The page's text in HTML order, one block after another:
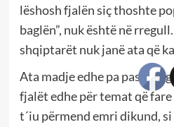
lëshosh fjalën siç thoshte
baglën”, nuk është në
shqiptarët nuk janë ata që
Ata madje edhe pa pasur
fjalët edhe për temat që
t´iu përmend emri dikund,